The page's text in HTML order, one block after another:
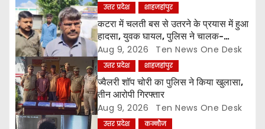
a
t
i
o
n
उत्तर प्रदेश शाहजहांपुर
कटरा में चलती बस से उतरने के प्रयास में हुआ
हादसा, युवक घायल, पुलिस ने चालक-
परिचालक को पूंछताछ के लिए हिरासत में लिया
Aug 9, 2026 Ten News One Desk
उत्तर प्रदेश शाहजहांपुर
ज्वैलरी शॉप चोरी का पुलिस ने किया खुलासा,
तीन आरोपी गिरफ्तार
Aug 9, 2026 Ten News One Desk
उत्तर प्रदेश कन्नौज